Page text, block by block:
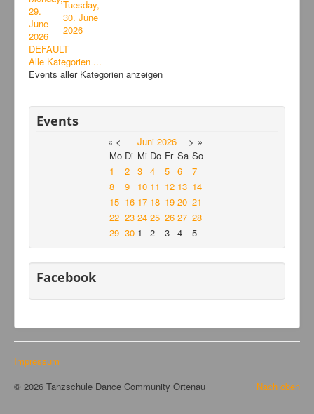
29.
June
2026
Tuesday,
30. June
2026
DEFAULT
Alle Kategorien ...
Events aller Kategorien anzeigen
Events
« < Juni 2026 > »
Mo Di Mi Do Fr Sa So
1
2 3 4 5 6
7
8
9 10 11 12 13 14
15 16 17 18 19 20 21
22 23 24 25 26 27 28
29 30 1 2 3 4 5
Facebook
Impressum
Nach oben
© 2026 Tanzschule Dance Community Ortenau